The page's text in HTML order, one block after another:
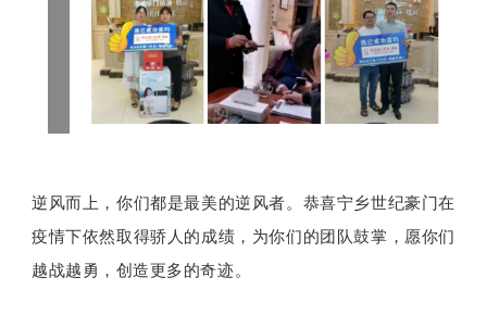
逆风而上，你们都是最美的逆风者。 恭喜宁乡世纪豪门在
疫情下依然取得骄人的成绩，为你们的团队鼓掌，愿你们
越战越勇，创造更多的奇迹。